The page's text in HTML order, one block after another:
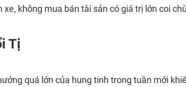
xe, không mua bán tài sản có giá trị lớn coi
Tị
quá lớn của hung tinh trong tuần mới